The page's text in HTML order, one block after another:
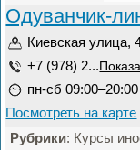
Одуванчик-
Киевская улица,
+7 (978) 2...
пн-сб 09:00–20:00
Посмотреть на карте
Рубрики: Курсы